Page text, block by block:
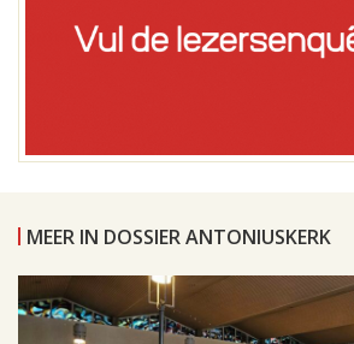
MEER IN DOSSIER ANTONIUSKERK